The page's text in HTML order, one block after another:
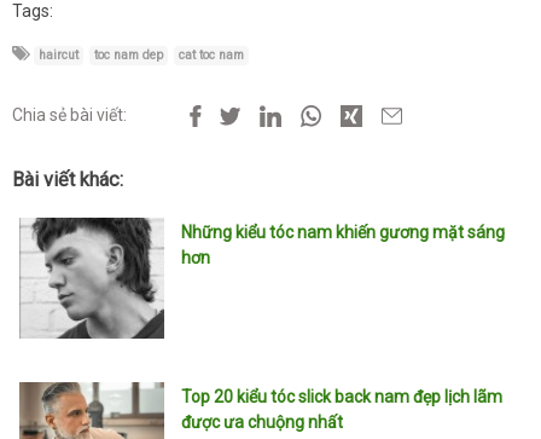
Tags:
haircut toc nam dep cat toc nam
Chia sẻ bài viết:
Bài viết khác:
Những kiểu tóc nam khiến gương mặt sáng
hơn
Top 20 kiểu tóc slick back nam đẹp lịch lãm
được ưa chuộng nhất